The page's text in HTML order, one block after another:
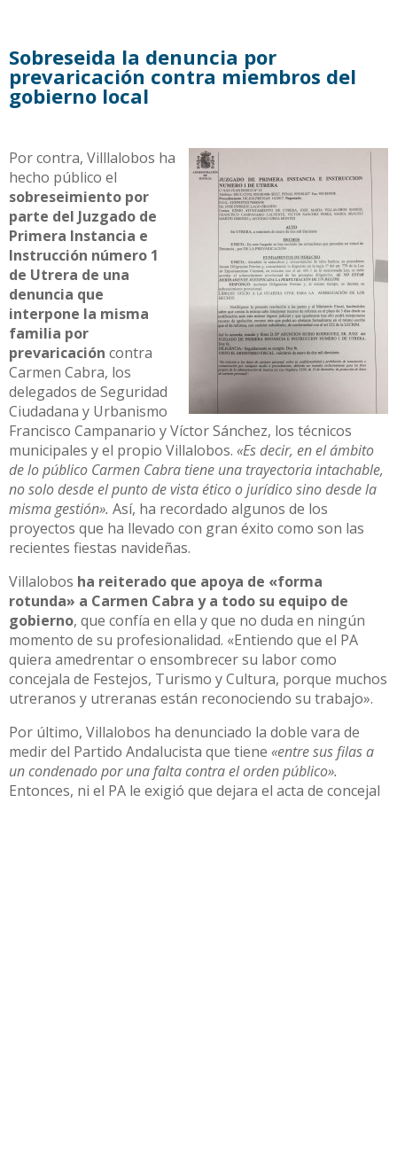
Sobreseida la denuncia por
prevaricación contra miembros del
gobierno local
Por contra, Villlalobos ha
hecho público el
sobreseimiento por
parte del Juzgado de
Primera Instancia e
Instrucción número 1
de Utrera de una
denuncia que
interpone la misma
familia por
prevaricación contra
Carmen Cabra, los
delegados de Seguridad
Ciudadana y Urbanismo
Francisco Campanario y Víctor Sánchez, los técnicos
municipales y el propio Villalobos. «Es decir, en el ámbito
de lo público Carmen Cabra tiene una trayectoria intachable,
no solo desde el punto de vista ético o jurídico sino desde la
misma gestión». Así, ha recordado algunos de los
proyectos que ha llevado con gran éxito como son las
recientes fiestas navideñas.
Villalobos ha reiterado que apoya de «forma
rotunda» a Carmen Cabra y a todo su equipo de
gobierno, que confía en ella y que no duda en ningún
momento de su profesionalidad. «Entiendo que el PA
quiera amedrentar o ensombrecer su labor como
concejala de Festejos, Turismo y Cultura, porque muchos
utreranos y utreranas están reconociendo su trabajo».
Por último, Villalobos ha denunciado la doble vara de
medir del Partido Andalucista que tiene «entre sus filas a
un condenado por una falta contra el orden público».
Entonces, ni el PA le exigió que dejara el acta de concejal